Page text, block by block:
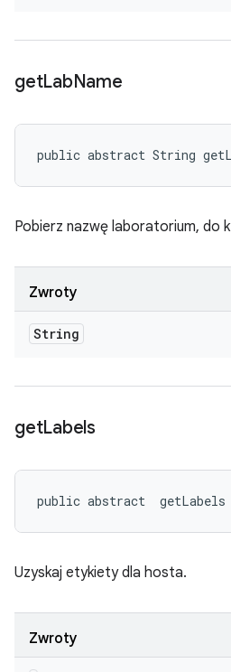
getLabName
public abstract String
Pobierz nazwę laboratorium, do
Zwroty
String
getLabels
public abstract
Uzyskaj etykiety dla hosta.
Zwroty